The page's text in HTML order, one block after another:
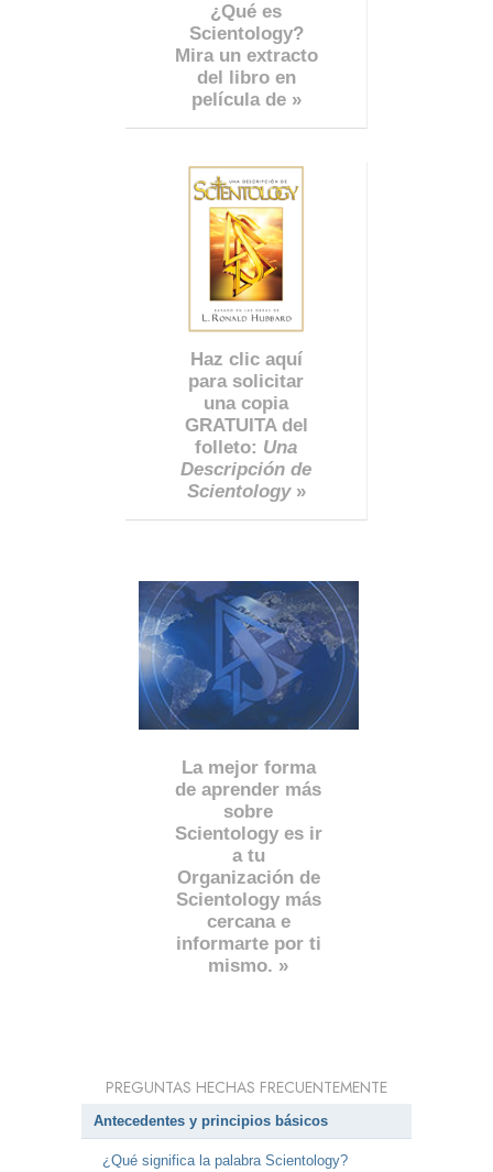
¿Qué es
Scientology?
Mira un extracto
del libro en
película de »
Haz clic aquí
para solicitar
una copia
GRATUITA del
folleto: Una
Descripción de
Scientology»
La mejor forma
de aprender más
sobre
Scientology es ir
a tu
Organización de
Scientology más
cercana e
informarte por ti
mismo. »
PREGUNTAS HECHAS FRECUENTEMENTE
Antecedentes y principios básicos
¿Qué significa la palabra Scientology?